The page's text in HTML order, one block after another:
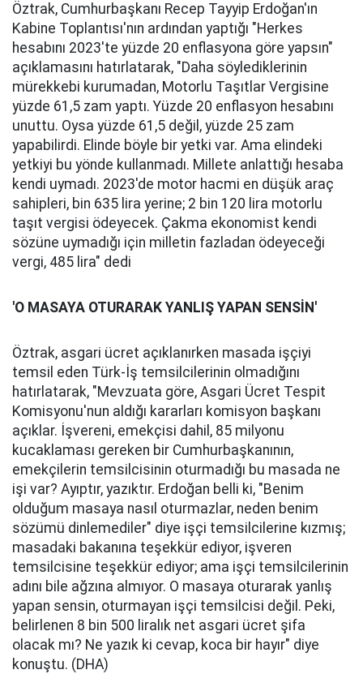
Öztrak, Cumhurbaşkanı Recep Tayyip Erdoğan'ın
Kabine Toplantısı'nın ardından yaptığı "Herkes
hesabını 2023'te yüzde 20 enflasyona göre yapsın"
açıklamasını hatırlatarak, "Daha söylediklerinin
mürekkebi kurumadan, Motorlu Taşıtlar Vergisine
yüzde 61,5 zam yaptı. Yüzde 20 enflasyon hesabını
unuttu. Oysa yüzde 61,5 değil, yüzde 25 zam
yapabilirdi. Elinde böyle bir yetki var. Ama elindeki
yetkiyi bu yönde kullanmadı. Millete anlattığı hesaba
kendi uymadı. 2023'de motor hacmi en düşük araç
sahipleri, bin 635 lira yerine; 2 bin 120 lira motorlu
taşıt vergisi ödeyecek. Çakma ekonomist kendi
sözüne uymadığı için milletin fazladan ödeyeceği
vergi, 485 lira" dedi
'O MASAYA OTURARAK YANLIŞ YAPAN SENSİN'
Öztrak, asgari ücret açıklanırken masada işçiyi
temsil eden Türk-İş temsilcilerinin olmadığını
hatırlatarak, "Mevzuata göre, Asgari Ücret Tespit
Komisyonu'nun aldığı kararları komisyon başkanı
açıklar. İşvereni, emekçisi dahil, 85 milyonu
kucaklaması gereken bir Cumhurbaşkanının,
emekçilerin temsilcisinin oturmadığı bu masada ne
işi var? Ayıptır, yazıktır. Erdoğan belli ki, "Benim
olduğum masaya nasıl oturmazlar, neden benim
sözümü dinlemediler" diye işçi temsilcilerine kızmış;
masadaki bakanına teşekkür ediyor, işveren
temsilcisine teşekkür ediyor; ama işçi temsilcilerinin
adını bile ağzına almıyor. O masaya oturarak yanlış
yapan sensin, oturmayan işçi temsilcisi değil. Peki,
belirlenen 8 bin 500 liralık net asgari ücret şifa
olacak mı? Ne yazık ki cevap, koca bir hayır" diye
konuştu. (DHA)